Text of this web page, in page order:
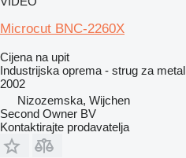
Microcut BNC-2260X
Cijena na upit
Industrijska oprema - strug za metal
2002
Nizozemska, Wijchen
Second Owner BV
Kontaktirajte prodavatelja